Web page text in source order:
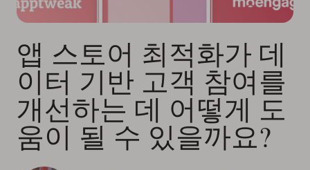
앱 스토어 최적화가 데
이터 기반 고객 참여를
개선하는 데 어떻게 도
움이 될 수 있을까요?